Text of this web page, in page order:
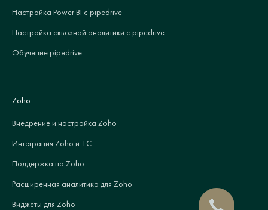
Настройка Power BI с pipedrive
Настройка сквозной аналитики с pipedrive
Обучение pipedrive
Zoho
Внедрение и настройка Zoho
Интеграция Zoho и 1С
Поддержка по Zoho
Расширенная аналитика для Zoho
Виджеты для Zoho